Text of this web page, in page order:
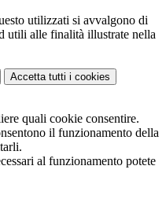
utilizzati si avvalgono di
utili alle finalità illustrate nella
Accetta tutti i cookies
quali cookie consentire.
il funzionamento della
al funzionamento potete